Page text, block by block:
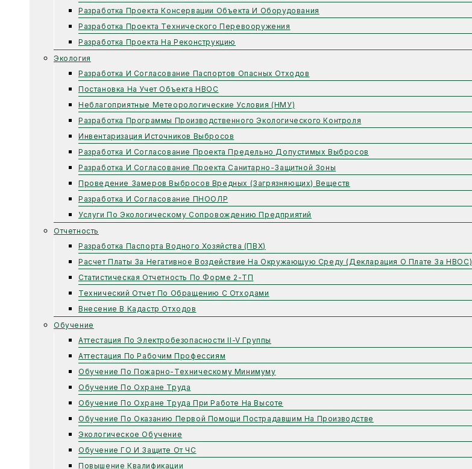
Разработка Проекта Консервации Объекта И Оборудования
Разработка Проекта Технического Перевооружения
Разработка Проекта На Реконструкцию
Экология
Разработка И Согласование Паспортов Опасных Отходов
Постановка На Учет Объекта НВОС
Неблагоприятные Метеорологические Условия (НМУ)
Разработка Программы Производственного Экологического Контроля
Инвентаризация Источников Выбросов
Разработка И Согласование Проекта Предельно Допустимых Выбросов
Разработка И Согласование Проекта Санитарно-Защитной Зоны
Проведение Замеров Выбросов Вредных (загрязняющих) Веществ
Разработка И Согласование ПНООЛР
Услуги По Экологическому Сопровождению Предприятий
Отчетность
Разработка Паспорта Водного Хозяйства (ПВХ)
Расчет Платы За Негативное Воздействие На Окружающую Среду (Декларация О Плате За НВОС)
Статистическая Отчетность По Форме 2-ТП
Технический Отчет По Обращению С Отходами
Внесение В Кадастр Отходов
Обучение
Аттестация По Электробезопасности II-V Группы
Аттестация По Рабочим Профессиям
Обучение По Пожарно-Техническому Минимуму
Обучение По Охране Труда
Обучение По Охране Труда При Работе На Высоте
Обучение По Оказанию Первой Помощи Пострадавшим На Производстве
Экологическое Обучение
Обучение ГО И Защите От ЧС
Повышение Квалификации